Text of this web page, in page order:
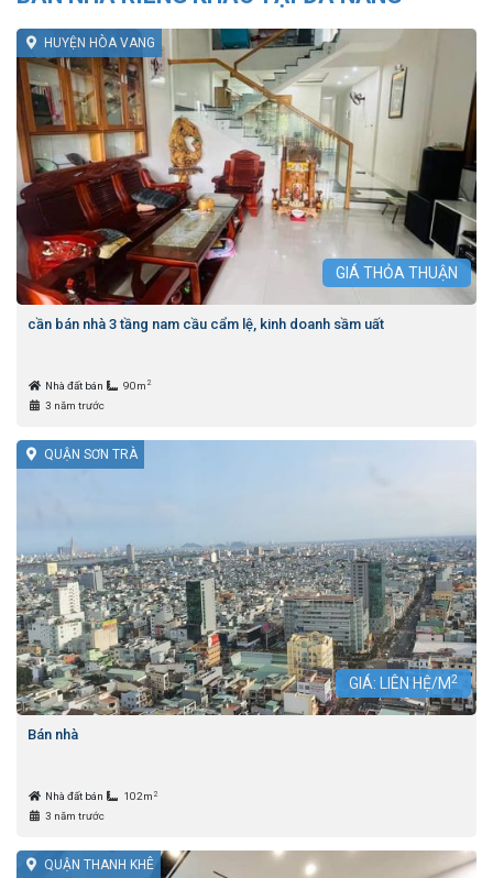
HUYỆN HÒA VANG
GIÁ THỎA THUẬN
cần bán nhà 3 tầng nam cầu cẩm lệ, kinh doanh sầm uất
Nhà đất bán 90m 2
3 năm trước
QUẬN SƠN TRÀ
GIÁ: LIÊN HỆ/M2
Bán nhà
Nhà đất bán 102m 2
3 năm trước
QUẬN THANH KHÊ